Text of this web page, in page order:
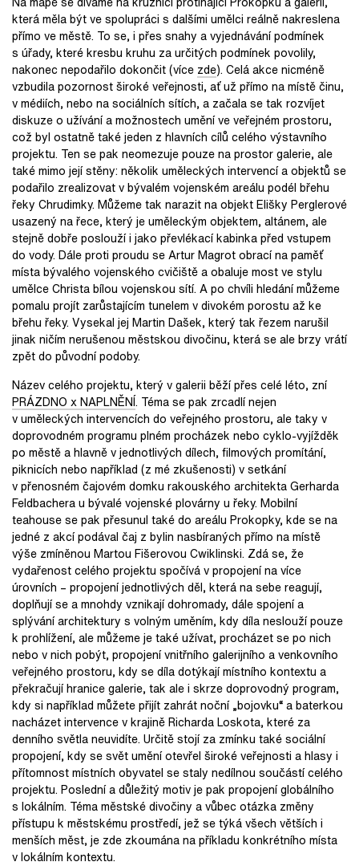
která měla být ve spolupráci s dalšími umělci reálně nakreslena
přímo ve městě. To se, i přes snahy a vyjednávání podmínek
s úřady, které kresbu kruhu za určitých podmínek povolily,
nakonec nepodařilo dokončit (více zde). Celá akce nicméně
vzbudila pozornost široké veřejnosti, ať už přímo na místě činu,
v médiích, nebo na sociálních sítích, a začala se tak rozvíjet
diskuze o užívání a možnostech umění ve veřejném prostoru,
což byl ostatně také jeden z hlavních cílů celého výstavního
projektu. Ten se pak neomezuje pouze na prostor galerie, ale
také mimo její stěny: několik uměleckých intervencí a objektů se
podařilo zrealizovat v bývalém vojenském areálu podél břehu
řeky Chrudimky. Můžeme tak narazit na objekt Elišky Perglerové
usazený na řece, který je uměleckým objektem, altánem, ale
stejně dobře poslouží i jako převlékací kabinka před vstupem
do vody. Dále proti proudu se Artur Magrot obrací na paměť
místa bývalého vojenského cvičiště a obaluje most ve stylu
umělce Christa bílou vojenskou sítí. A po chvíli hledání můžeme
pomalu projít zarůstajícím tunelem v divokém porostu až ke
břehu řeky. Vysekal jej Martin Dašek, který tak řezem narušil
jinak ničím nerušenou městskou divočinu, která se ale brzy vrátí
zpět do původní podoby.
Název celého projektu, který v galerii běží přes celé léto, zní
PRÁZDNO x NAPLNĚNÍ. Téma se pak zrcadlí nejen
v uměleckých intervencích do veřejného prostoru, ale taky v
doprovodném programu plném procházek nebo cyklo-vyjížděk
po městě a hlavně v jednotlivých dílech, filmových promítání,
piknicích nebo například (z mé zkušenosti) v setkání
v přenosném čajovém domku rakouského architekta Gerharda
Feldbachera u bývalé vojenské plovárny u řeky. Mobilní
teahouse se pak přesunul také do areálu Prokopky, kde se na
jedné z akcí podával čaj z bylin nasbíraných přímo na místě
výše zmíněnou Martou Fišerovou Cwiklinski. Zdá se, že
vydařenost celého projektu spočívá v propojení na více
úrovních­ – propojení jednotlivých děl, která na sebe reagují,
doplňují se a mnohdy vznikají dohromady, dále spojení a
splývání architektury s volným uměním, kdy díla neslouží pouze
k prohlížení, ale můžeme je také užívat, procházet se po nich
nebo v nich pobýt, propojení vnitřního galerijního a venkovního
veřejného prostoru, kdy se díla dotýkají místního kontextu a
překračují hranice galerie, tak ale i skrze doprovodný program,
kdy si například můžete přijít zahrát noční „bojovku“ a baterkou
nacházet intervence v krajině Richarda Loskota, které za
denního světla neuvidíte. Určitě stojí za zmínku také sociální
propojení, kdy se svět umění otevřel široké veřejnosti a hlasy i
přítomnost místních obyvatel se staly nedílnou součástí celého
projektu. Poslední a důležitý motiv je pak propojení globálního
s lokálním. Téma městské divočiny a vůbec otázka změny
přístupu k městskému prostředí, jež se týká všech větších i
menších měst, je zde zkoumána na příkladu konkrétního místa
v lokálním kontextu.